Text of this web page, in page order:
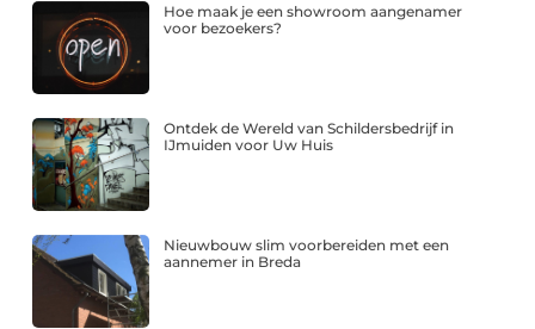
Hoe maak je een showroom aangenamer
voor bezoekers?
Ontdek de Wereld van Schildersbedrijf in
IJmuiden voor Uw Huis
Nieuwbouw slim voorbereiden met een
aannemer in Breda